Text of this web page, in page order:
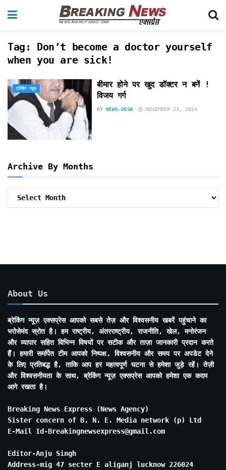
Tag: Don’t become a doctor yourself
when you are sick!
ट्रेंडिंग न्यूज़
बीमार होने पर खुद डॉक्टर न बनें !
विजय गर्ग
BY NEWS-DESK NOVEMBER 23, 2024
Archive By Months
About Us
ब्रेकिंग न्यूज़ एक्सप्रेस आपको सबसे तेज़ और विश्वसनीय खबरें पहुंचाने का
भरोसेमंद स्रोत है। हम राष्ट्रीय, अंतरराष्ट्रीय, राजनीति, खेल, मनोरंजन
और व्यापार सहित विभिन्न विषयों पर सटीक और ताज़ा जानकारी प्रदान करते
हैं। हमारी समर्पित टीम आपको निष्पक्ष, विश्वसनीय और समय पर अपडेट देने
के लिए प्रतिबद्ध है, ताकि आप हर महत्वपूर्ण घटना से हमेशा जुड़े रहें। तेज़ी
और विश्वसनीयता के साथ, ब्रेकिंग न्यूज़ एक्सप्रेस आपको हमेशा एक कदम
आगे रखता है।
Breaking News Express (News Agency)
Sister concern of B. N. E. Media network (p) Ltd
E-Mail Id-Breakingnewsexpress@gmail.com
Editor-Anju Singh
Address-mig 47 secter E aliganj lucknow 226024